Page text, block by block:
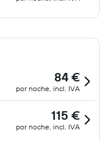
84 €
por noche, incl. IVA
115 €
por noche, incl. IVA